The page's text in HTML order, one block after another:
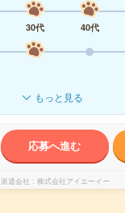
30代 40代
もっと見る
応募へ進む
派遣会社 株式会社アイエーイー